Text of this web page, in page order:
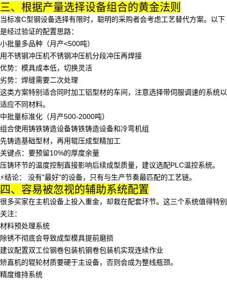
三、根据产量选择设备组合的黄金法则
当标准C型钢设备选择有限时，聪明的采购者会考虑工艺替代方案。以下
是经过验证的配置思路：
小批量多品种（月产<500吨）
用不锈钢冲压机不锈钢冲压机分段冲压再焊接
优势：模具成本低，切换灵活
劣势：焊缝需要二次处理
这类方案特别适合同时加工铝型材的车间，注意选择带伺服调速的系统以
适应不同材料。
中批量标准化（月产500-2000吨）
组合使用铸铁铸造设备铸铁铸造设备和冷弯机组
先铸造基础型材，再用辊压成型精加工
关键点：要预留10%的厚度余量
压铸环节的温度控制直接影响后续成型质量，建议选配PLC温控系统。
⚡️结论：
没有"最好"的设备，只有与生产节奏最匹配的工艺链。
四、容易被忽视的辅助系统配置
很多买家在主机设备上投入重金，却栽在配套环节。这三个系统值得特别
关注：
材料预处理系统
除锈不彻底会导致成型模具提前磨损
建议配置双工位钢卷包装机钢卷包装机实现连续作业
矫直机的辊轮材质要硬于主设备，否则会成为整线瓶颈。
精度维持系统